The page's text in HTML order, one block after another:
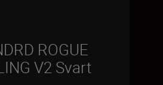
ROGUE
V2 Svart